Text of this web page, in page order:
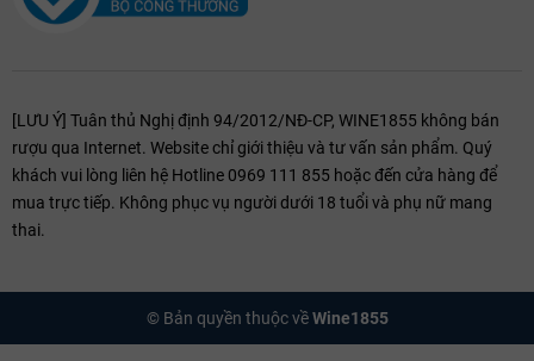
[LƯU Ý] Tuân thủ Nghị định 94/2012/NĐ-CP, WINE1855 không bán
rượu qua Internet. Website chỉ giới thiệu và tư vấn sản phẩm. Quý
khách vui lòng liên hệ Hotline 0969 111 855 hoặc đến cửa hàng để
mua trực tiếp. Không phục vụ người dưới 18 tuổi và phụ nữ mang
thai.
© Bản quyền thuộc vềWine1855